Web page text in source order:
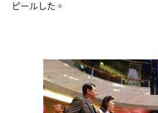
ピールした。